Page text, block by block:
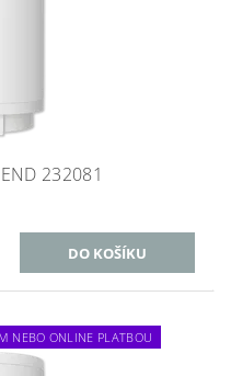
232081
NEBO ONLINE PLATBOU